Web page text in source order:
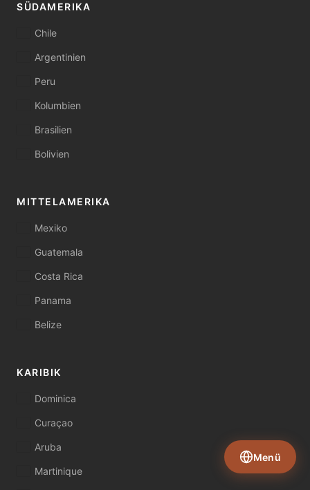
SÜDAMERIKA
Chile
Argentinien
Peru
Kolumbien
Brasilien
Bolivien
MITTELAMERIKA
Mexiko
Guatemala
Costa Rica
Panama
Belize
KARIBIK
Dominica
Curaçao
Aruba
Martinique
Menü